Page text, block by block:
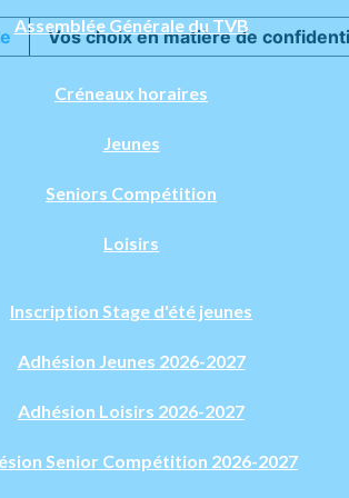
Assemblée Générale du TVB
Créneaux horaires
Jeunes
Seniors Compétition
Loisirs
Inscription Stage d'été jeunes
Adhésion Jeunes 2026-2027
Adhésion Loisirs 2026-2027
Senior Compétition 2026-2027
Vos choix en matière de